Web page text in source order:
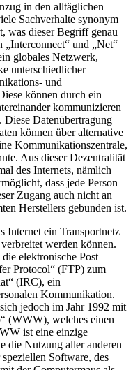
in den alltäglichen
Sachverhalte synonym
was dieser Begriff genau
„Interconnect“ und „Net“
globales Netzwerk,
unterschiedlicher
und
können durch ein
kommunizieren
Diese Datenübertragung
können über alternative
Kommunikationszentrale,
Aus dieser Dezentralität
des Internets, nämlich
dass jede Person
Zugang auch nicht an
Herstellers gebunden ist.
Internet ein Transportnetz
werden können.
elektronische Post
Protocol“ (FTP) zum
(IRC), ein
Kommunikation.
jedoch im Jahr 1992 mit
(WWW), welches einen
ist eine einzige
die Nutzung aller anderen
Software, des